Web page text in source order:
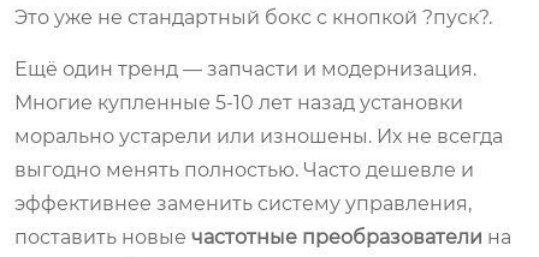
Это уже не стандартный бокс с кнопкой ?пуск?.
Ещё один тренд — запчасти и модернизация.
Многие купленные 5-10 лет назад установки
морально устарели или изношены. Их не всегда
выгодно менять полностью. Часто дешевле и
эффективнее заменить систему управления,
поставить новые частотные преобразователи на